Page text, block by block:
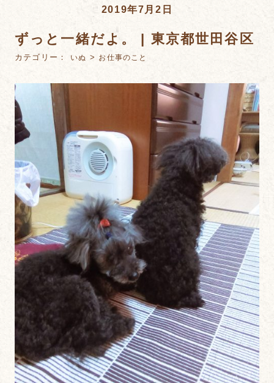
2019年7月2日
ずっと一緒だよ。 | 東京都世田谷区
カテゴリー： いぬ > お仕事のこと